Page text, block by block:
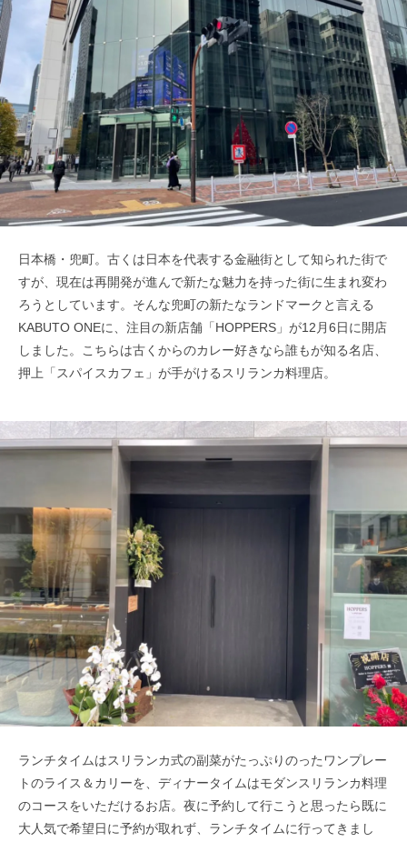
日本橋・兜町。古くは日本を代表する金融街として知られた街で
すが、現在は再開発が進んで新たな魅力を持った街に生まれ変わ
ろうとしています。そんな兜町の新たなランドマークと言える
KABUTO ONEに、注目の新店舗「HOPPERS」が12月6日に開店
しました。こちらは古くからのカレー好きなら誰もが知る名店、
押上「スパイスカフェ」が手がけるスリランカ料理店。
ランチタイムはスリランカ式の副菜がたっぷりのったワンプレー
トのライス＆カリーを、ディナータイムはモダンスリランカ料理
のコースをいただけるお店。夜に予約して行こうと思ったら既に
大人気で希望日に予約が取れず、ランチタイムに行ってきまし